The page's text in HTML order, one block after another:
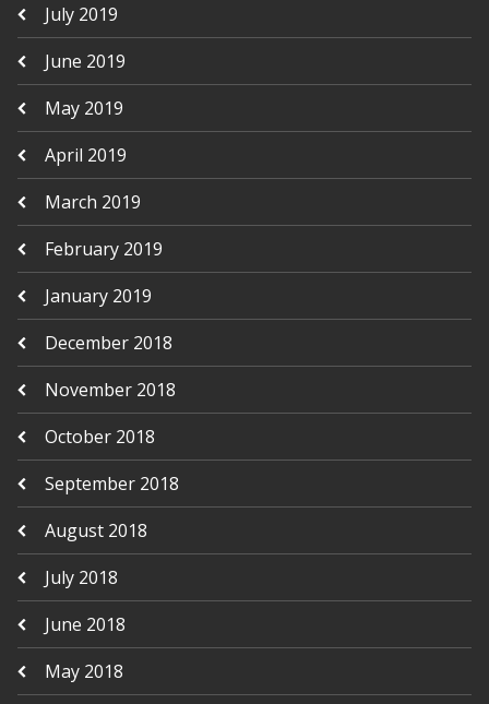
July 2019
June 2019
May 2019
April 2019
March 2019
February 2019
January 2019
December 2018
November 2018
October 2018
September 2018
August 2018
July 2018
June 2018
May 2018